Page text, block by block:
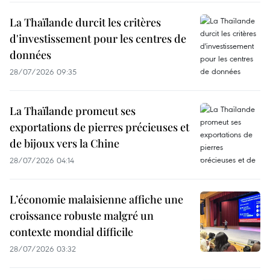
La Thaïlande durcit les critères
d'investissement pour les centres de
données
28/07/2026 09:35
La Thaïlande promeut ses
exportations de pierres précieuses et
de bijoux vers la Chine
28/07/2026 04:14
L’économie malaisienne affiche une
croissance robuste malgré un
contexte mondial difficile
28/07/2026 03:32